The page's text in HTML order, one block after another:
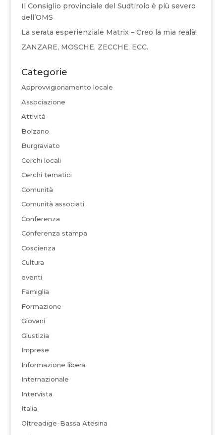
Il Consiglio provinciale del Sudtirolo è più severo
dell’OMS
La serata esperienziale Matrix – Creo la mia realà!
ZANZARE, MOSCHE, ZECCHE, ECC.
Categorie
Approvvigionamento locale
Associazione
Attività
Bolzano
Burgraviato
Cerchi locali
Cerchi tematici
Comunità
Comunità associati
Conferenza
Conferenza stampa
Coscienza
Cultura
eventi
Famiglia
Formazione
Giovani
Giustizia
Imprese
Informazione libera
Internazionale
Intervista
Italia
Oltreadige-Bassa Atesina